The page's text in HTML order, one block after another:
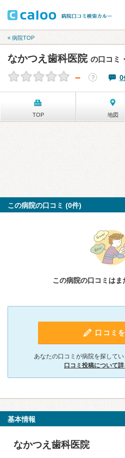
« 病院TOP
なかつえ歯科医院 の口コミ
－ ？ 0
TOP 地図
この病院の口コミ (0件)
この病院の口コミはま
口コミ
あなたの口コミが病院を探してい
口コミ投稿について
基本情報
なかつえ歯科医院